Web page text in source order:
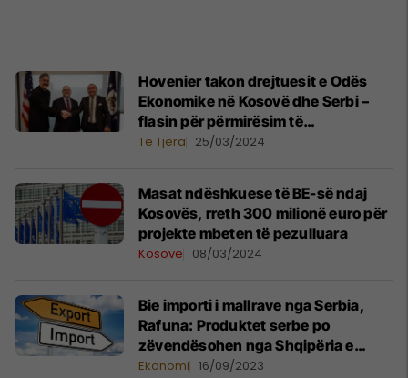
Hovenier takon drejtuesit e Odës
Ekonomike në Kosovë dhe Serbi –
flasin për përmirësim të
bashkëpunimit
Të Tjera 25/03/2024
Masat ndëshkuese të BE-së ndaj
Kosovës, rreth 300 milionë euro për
projekte mbeten të pezulluara
Kosovë 08/03/2024
​Bie importi i mallrave nga Serbia,
Rafuna: Produktet serbe po
zëvendësohen nga Shqipëria e
Maqedonia e Veriut
Ekonomi 16/09/2023